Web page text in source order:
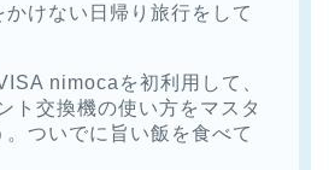
かけない日帰り旅行をして
nimocaを初利用して、
ト交換機の使い方をマスタ
。ついでに旨い飯を食べて